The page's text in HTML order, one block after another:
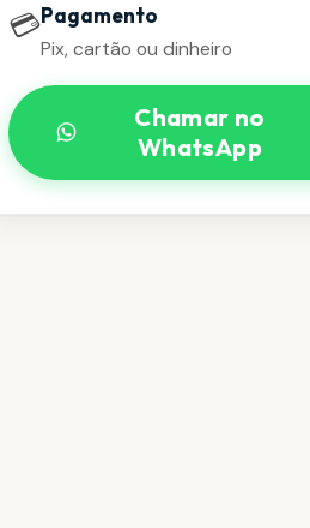
💳Pagamento
Pix, cartão ou dinheiro
Chamar no
WhatsApp